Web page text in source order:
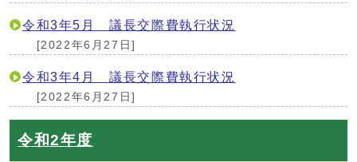
令和3年5月 議長交際費執行状況
[2022年6月27日]
令和3年4月 議長交際費執行状況
[2022年6月27日]
令和2年度